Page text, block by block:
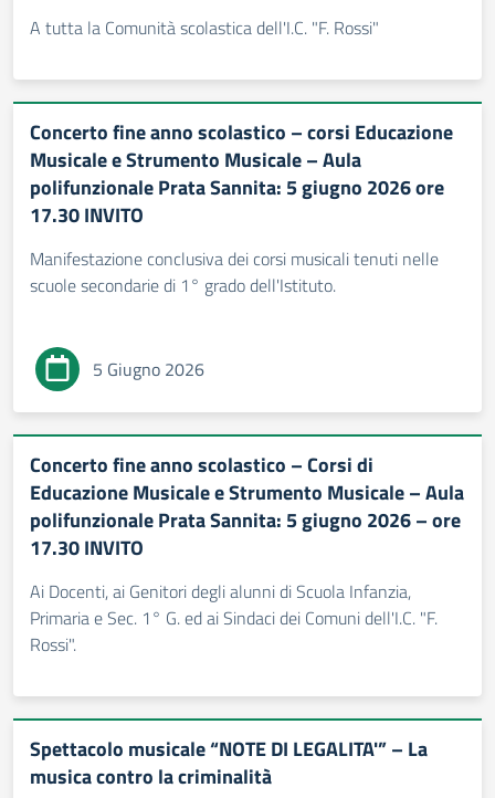
A tutta la Comunità scolastica dell'I.C. "F. Rossi"
Concerto fine anno scolastico – corsi Educazione
Musicale e Strumento Musicale – Aula
polifunzionale Prata Sannita: 5 giugno 2026 ore
17.30 INVITO
Manifestazione conclusiva dei corsi musicali tenuti nelle
scuole secondarie di 1° grado dell'Istituto.
5 Giugno 2026
Concerto fine anno scolastico – Corsi di
Educazione Musicale e Strumento Musicale – Aula
polifunzionale Prata Sannita: 5 giugno 2026 – ore
17.30 INVITO
Ai Docenti, ai Genitori degli alunni di Scuola Infanzia,
Primaria e Sec. 1° G. ed ai Sindaci dei Comuni dell'I.C. "F.
Rossi".
Spettacolo musicale “NOTE DI LEGALITA'” – La
musica contro la criminalità